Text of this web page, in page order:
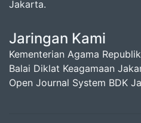
Jakarta.
Jaringan Kami
Kementerian Agama
Balai Diklat Keagamaan
Open Journal System BDK